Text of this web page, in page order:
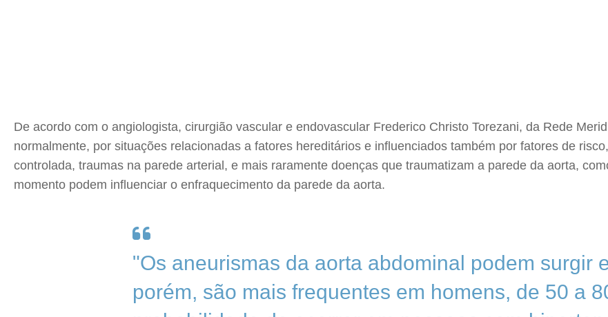
De acordo com o angiologista, cirurgião vascular e endovascular Frederico Christo Torezani, da Rede
normalmente, por situações relacionadas a fatores hereditários e influenciados também por fatores de
controlada, traumas na parede arterial, e mais raramente doenças que traumatizam a parede da aorta,
momento podem influenciar o enfraquecimento da parede da aorta.
"Os aneurismas da aorta abdominal podem surgir
porém, são mais frequentes em homens, de 50 a